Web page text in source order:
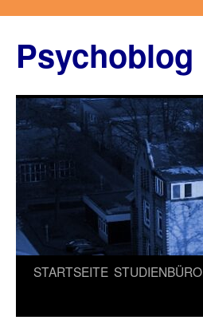
springen
Psychoblog
STARTSEITE STUDIENBÜRO